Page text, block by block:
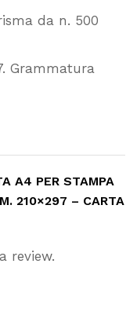
da n. 500
Grammatura
A4 PER STAMPA
210×297 – CARTA
review.